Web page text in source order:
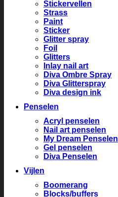
Stickervellen
Strass
Paint
Sticker
Glitter spray
Foil
Glitters
Inlay nail art
Diva Ombre Spray
Diva Glitterspray
Diva design ink
Penselen
Acryl penselen
Nail art penselen
My Dream Penselen
Gel penselen
Diva Penselen
Vijlen
Boomerang
Blocks/buffers